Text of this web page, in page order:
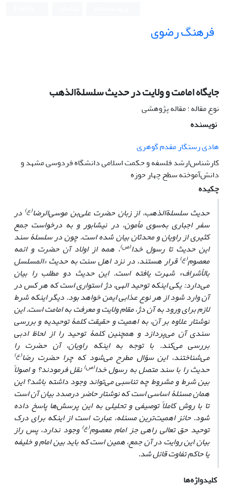
فرهنگ رضوی
جایگاه امامت و ولایت در حدیث سلسلة‌الذهب
نوع مقاله : مقاله پژوهشی
نویسنده
هادی رستگار مقدم گوهری
کارشناس‌ارشد فلسفه و حکمت اسلامی دانشگاه فردوسی مشهد و
دانش‌آموخته سطح چهار حوزه
چکیده
حدیث سلسلة‌الذهب، از زبان حضرت علی‌بن موسی‌الرضا(ع) در
سفر اجباری به‌سوی مأمون، در نیشابور و به درخواست جمع
کثیری از راویان و محدثان بیان شده است. چون در سلسلۀ سند
این حدیث تا رسول خدا(ص)، همه از اولاد آن حضرت و ائمه
معصوم(ع)قرار هستند، در نزد اهل سنت به حدیث «المسلسل
بالأشراف» شهرت یافته است. این حدیث دو مطلب را بیان
می‌دارد: یکی اینکه توحید الهی، دژ استواری است که هر کس در
آن وارد شود از هر نوع عذابی ایمن خواهد بود. دیگر اینکه شرط
لازم برای ورود به آن دژ، مقام ولایت و معرفت به امامت است. این
نوشتار علاوه بر آن، به اهمیت و حقیقت کلمۀ توحیدیه و بررسی
سندی آن می‌پردازد و همچنین کلمۀ توحید را از لحاظ ادبی
بررسی می‌کند. با توجه به اینکه راویان، آن حضرت را
می‌شناختند، این سؤال مطرح می‌شود که چرا حضرت رضا(ع)
حدیث را با سند متصل به رسول خدا(ص)نقل فرمودند؟ و اصولاً
بین شرط و مشروط چه تناسبی می‌تواند وجود داشته باشد؟ این
همان مسئلۀ اساسی است که نوشتار حاضر درصدد بیان آن است
تا با روش کاملاً توصیفی و تحلیلی به این پرسش‌ها پاسخ داده
شود. حائز اهمیت‌ترین مسئله، عبارت است از اینکه برای درک
توحید حق تعالی راهی جز امام معصوم(ع) وجود ندارد، پس راز
بیان این روایت در آن جمع، همین است که باید بین امام و خلیفه
یا حاکم تفاوت قائل شد.
کلیدواژه‌ها